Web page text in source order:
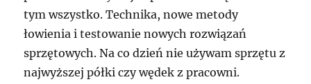
tym wszystko. Technika, nowe metody
łowienia i testowanie nowych rozwiązań
sprzętowych. Na co dzień nie używam sprzętu z
najwyższej półki czy wędek z pracowni.